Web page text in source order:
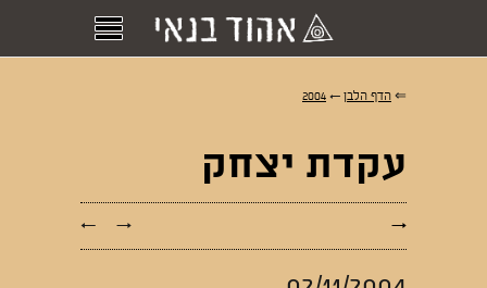
⇐ הדף הלבן ←
2004
עקדת יצחק
→
→
←